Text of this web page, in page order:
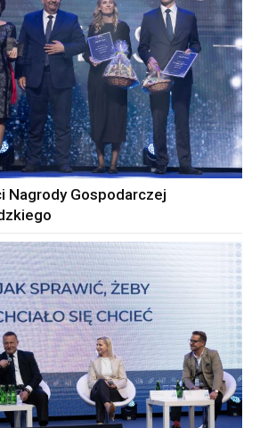
Nagrody Gospodarczej